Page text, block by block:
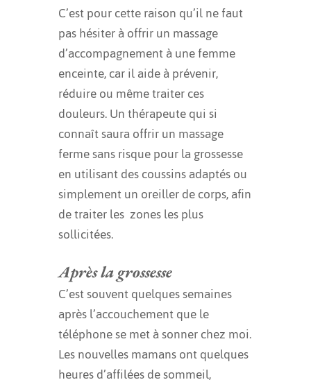
C’est pour cette raison qu’il ne faut
pas hésiter à offrir un massage
d’accompagnement à une femme
enceinte, car il aide à prévenir,
réduire ou même traiter ces
douleurs. Un thérapeute qui si
connaît saura offrir un massage
ferme sans risque pour la grossesse
en utilisant des coussins adaptés ou
simplement un oreiller de corps, afin
de traiter les zones les plus
sollicitées.
Après la grossesse
C’est souvent quelques semaines
après l’accouchement que le
téléphone se met à sonner chez moi.
Les nouvelles mamans ont quelques
heures d’affilées de sommeil,